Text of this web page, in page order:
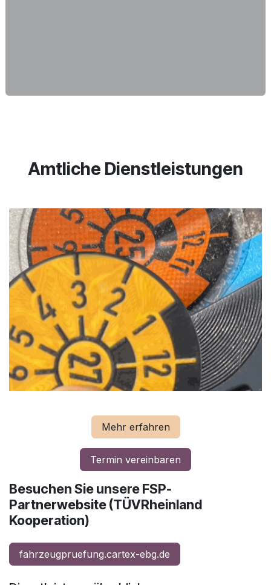
Amtliche Dienstleistungen
Mehr erfahren
Termin vereinbaren
Besuchen Sie unsere FSP-
Partnerwebsite (TÜVRheinland
Kooperation)
fahrzeugpruefung.cartex-ebg.de